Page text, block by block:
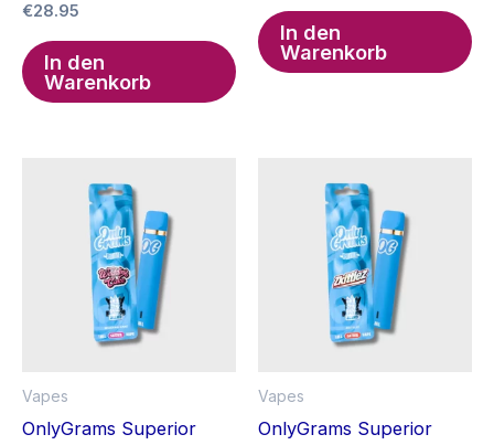
€28.95
In den
Warenkorb
In den
Warenkorb
Vapes
OnlyGrams Superior
Vapes
OnlyGrams Superior